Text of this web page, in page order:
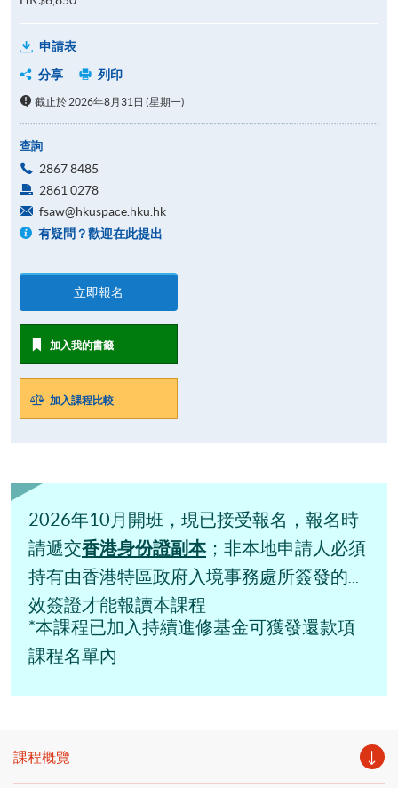
申請表
分享
列印
截止於 2026年8月31日 (星期一)
查詢
2867 8485
2861 0278
fsaw@hkuspace.hku.hk
有疑問？歡迎在此提出
立即報名
加入我的書籤
加入課程比較
2026年10月開班，現已接受報名，報名時
請遞交香港身份證副本；非本地申請人必須
持有由香港特區政府入境事務處所簽發的有
效簽證才能報讀本課程
*本課程已加入持續進修基金可獲發還款項
課程名單內
課程概覽